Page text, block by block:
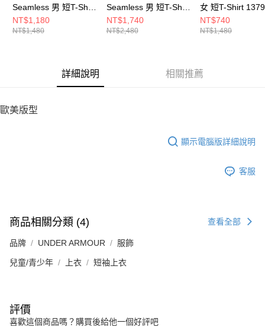
Seamless 男 短T-Shirt
1382801-001
NT$1,180
NT$1,480
Seamless 男 短T-Shirt
1376781-001
NT$1,740
NT$2,480
女 短T-Shirt
539
NT$740
NT$1,480
詳細說明 相關推薦
歐美版型
顯示電腦版詳細說明
客服
商品相關分類 (4) 查看全部
品牌 UNDER ARMOUR 服飾
兒童/青少年 上衣 短袖上衣
評價
喜歡這個商品嗎？購買後給他一個好評吧